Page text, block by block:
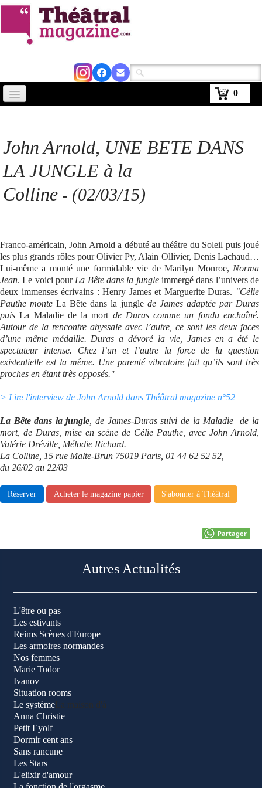
0
Abonnement▼
Se connecter
John Arnold, UNE BETE DANS
LA JUNGLE à la
Colline - (02/03/15)
Franco-américain, John Arnold a débuté au théâtre du Soleil puis joué
les plus grands rôles pour Olivier Py, Alain Ollivier, Denis Lachaud…
Lui-même a monté une formidable vie de Marilyn Monroe, Norma
Jean. Le voici pour La Bête dans la jungleimmergé dans l’univers de
deux immenses écrivains : Henry James et Marguerite Duras. "Célie
Pauthe monteLa Bête dans la junglede James adaptée par Duras
puisLa Maladie de la mort de Duras comme un fondu enchaîné.
Autour de la rencontre abyssale avec l’autre, ce sont les deux faces
d’une même médaille. Duras a dévoré la vie, James en a été le
spectateur intense. Chez l’un et l’autre la force de la question
existentielle est la même. Une parenté vibratoire fait qu’ils sont très
proches en étant très opposés."
> Lire l'interview de John Arnold dans Théâtral magazine n°52
La Bête dans la jungle , de James-Duras suivi de la Maladie de la
mort, de Duras, mise en scène de Célie Pauthe, avec John Arnold,
Valérie Dréville, Mélodie Richard.
La Colline, 15 rue Malte-Brun 75019 Paris, 01 44 62 52 52,
du 26/02 au 22/03
Réserver Acheter le magazine papier S'abonner à Théâtral
Partager
Autres Actualités
L'être ou pas
Les estivants
Reims Scènes d'Europe
Les armoires normandes
Nos femmes
Marie Tudor
Ivanov
Situation rooms
Le systèmeLa maison d'à
Anna Christie
Petit Eyolf
Dormir cent ans
Sans rancune
Les Stars
L'elixir d'amour